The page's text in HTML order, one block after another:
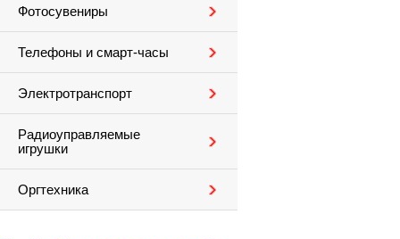
Фотосувениры
Телефоны и смарт-часы
Электротранспорт
Радиоуправляемые
игрушки
Оргтехника